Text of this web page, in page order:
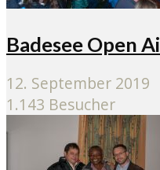
Badesee Open
12. September 2019
1.143 Besucher